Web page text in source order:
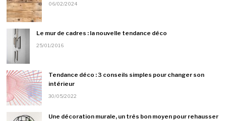
06/02/2024
Le mur de cadres : la nouvelle tendance déco
25/01/2016
Tendance déco : 3 conseils simples pour changer son
intérieur
30/05/2022
Une décoration murale, un très bon moyen pour rehausser